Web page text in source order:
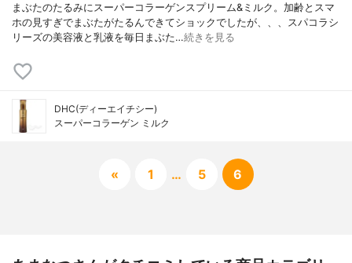
まぶたのたるみにスーパーコラーゲンスプリーム&ミルク。加齢とスマ
ホの見すぎでまぶたがたるんできてショックでしたが、、、スパコラシ
リーズの美容液と乳液を毎日まぶた…続きを見る
DHC(ディーエイチシー)
スーパーコラーゲン ミルク
« 1 … 5 6